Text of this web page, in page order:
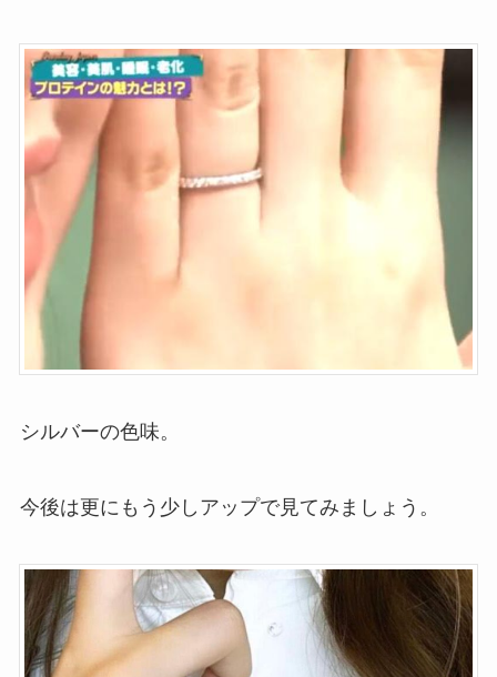
シルバーの色味。
今後は更にもう少しアップで見てみましょう。